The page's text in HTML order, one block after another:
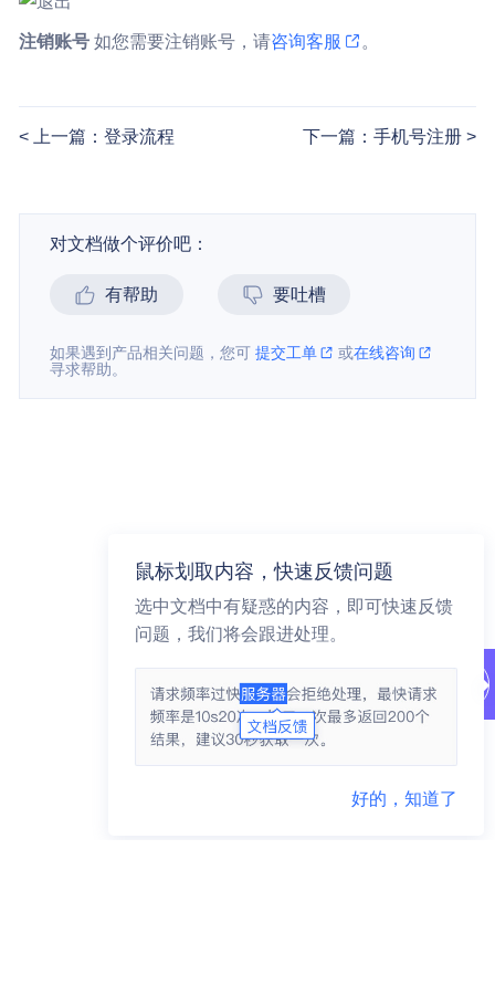
注销账号 如您需要注销账号，请咨询客服 。
上一篇：登录流程 下一篇：手机号注册
对文档做个评价吧：
有帮助 要吐槽
如果遇到产品相关问题，您可提交工单 或在线咨询
寻求帮助。
鼠标划取内容，快速反馈问题
选中文档中有疑惑的内容，即可快速反馈
问题，我们将会跟进处理。
好的，知道了